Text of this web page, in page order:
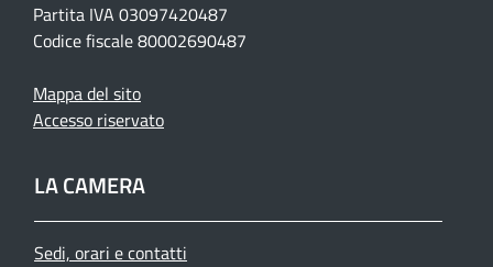
Partita IVA 03097420487
Codice fiscale 80002690487
Mappa del sito
Accesso riservato
LA CAMERA
Sedi, orari e contatti